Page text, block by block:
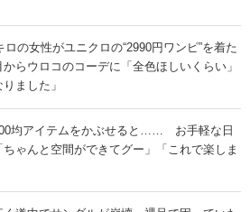
ロの女性がユニクロの“2990円ワンピ”を着た
ウロコのコーデに「全色ほしいくらい」
りました」
均アイテムをかぶせると…… お手軽な日
ゃんと空間ができてグー」「これで楽しま